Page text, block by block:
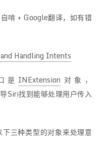
啃 + Google翻译，如有错
Handling Intents
是 INExtension 对象，
Siri找到能够处理用户传入
三种类型的对象来处理意